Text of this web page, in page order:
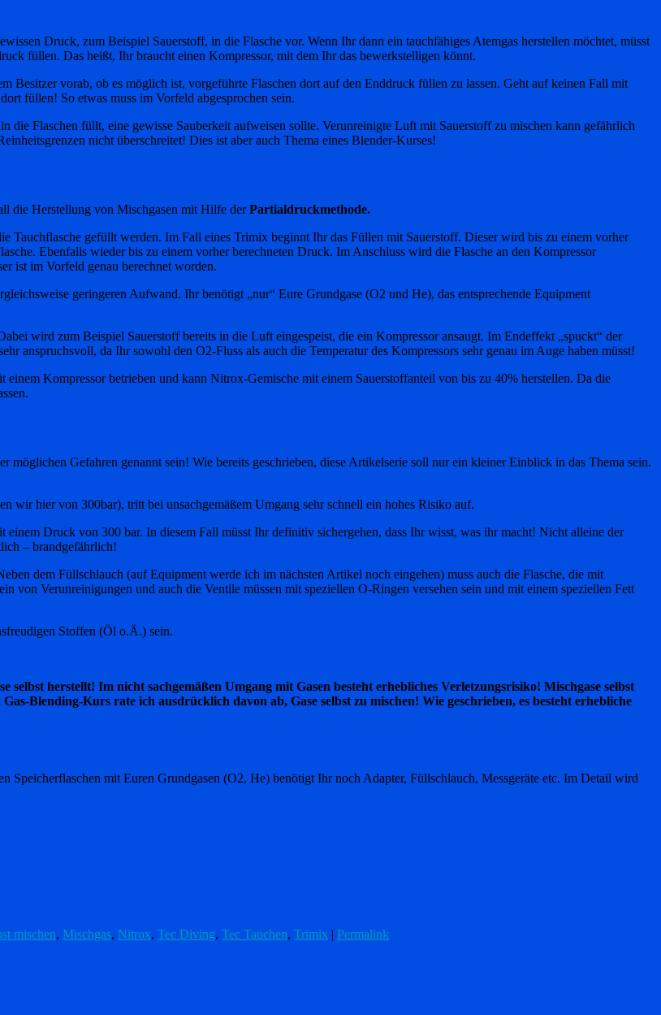
Druck, zum Beispiel Sauerstoff, in die Flasche vor. Wenn Ihr dann ein tauchfähiges Atemgas herstellen möchtet, müsst
füllen. Das heißt, Ihr braucht einen Kompressor, mit dem Ihr das bewerkstelligen könnt.
Besitzer vorab, ob es möglich ist, vorgeführte Flaschen dort auf den Enddruck füllen zu lassen. Geht auf keinen Fall mit
füllen! So etwas muss im Vorfeld abgesprochen sein.
Flaschen füllt, eine gewisse Sauberkeit aufweisen sollte. Verunreinigte Luft mit Sauerstoff zu mischen kann gefährlich
nicht überschreitet! Dies ist aber auch Thema eines Blender-Kurses!
die Herstellung von Mischgasen mit Hilfe derPartialdruckmethode.
Tauchflasche gefüllt werden. Im Fall eines Trimix beginnt Ihr das Füllen mit Sauerstoff. Dieser wird bis zu einem vorher
Ebenfalls wieder bis zu einem vorher berechneten Druck. Im Anschluss wird die Flasche an den Kompressor
ist im Vorfeld genau berechnet worden.
geringeren Aufwand. Ihr benötigt „nur“ Eure Grundgase (O2 und He), das entsprechende Equipment
wird zum Beispiel Sauerstoff bereits in die Luft eingespeist, die ein Kompressor ansaugt. Im Endeffekt „spuckt“ der
anspruchsvoll, da Ihr sowohl den O2-Fluss als auch die Temperatur des Kompressors sehr genau im Auge haben müsst!
Kompressor betrieben und kann Nitrox-Gemische mit einem Sauerstoffanteil von bis zu 40% herstellen. Da die
möglichen Gefahren genannt sein! Wie bereits geschrieben, diese Artikelserie soll nur ein kleiner Einblick in das Thema sein.
wir hier von 300bar), tritt bei unsachgemäßem Umgang sehr schnell ein hohes Risiko auf.
Druck von 300 bar. In diesem Fall müsst Ihr definitiv sichergehen, dass Ihr wisst, was ihr macht! Nicht alleine der
– brandgefährlich!
dem Füllschlauch (auf Equipment werde ich im nächsten Artikel noch eingehen) muss auch die Flasche, die mit
von Verunreinigungen und auch die Ventile müssen mit speziellen O-Ringen versehen sein und mit einem speziellen Fett
Stoffen (Öl o.Ä.) sein.
herstellt! Im nicht sachgemäßen Umgang mit Gasen besteht erhebliches Verletzungsrisiko! Mischgase selbst
Blending-Kurs rate ich ausdrücklich davon ab, Gase selbst zu mischen! Wie geschrieben, es besteht erhebliche
Speicherflaschen mit Euren Grundgasen (O2, He) benötigt Ihr noch Adapter, Füllschlauch, Messgeräte etc. Im Detail wird
mischen, Mischgas, Nitrox, Tec Diving, Tec Tauchen, Trimix | Permalink